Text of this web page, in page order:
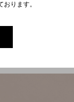
ります。